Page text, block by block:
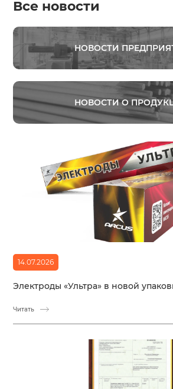
Все новости
НОВОСТИ
НОВОСТИ О
14.07.2026
Электроды «Ультра» в новой
Читать